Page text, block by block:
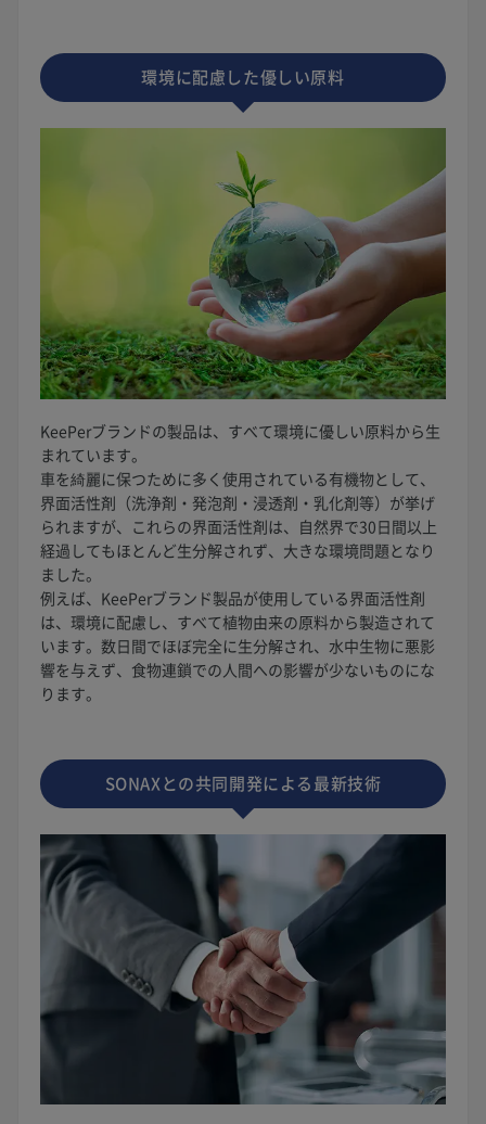
環境に配慮した優しい原料
KeePerブランドの製品は、すべて環境に優しい原料から生
まれています。
車を綺麗に保つために多く使用されている有機物として、
界面活性剤（洗浄剤・発泡剤・浸透剤・乳化剤等）が挙げ
られますが、これらの界面活性剤は、自然界で30日間以上
経過してもほとんど生分解されず、大きな環境問題となり
ました。
例えば、KeePerブランド製品が使用している界面活性剤
は、環境に配慮し、すべて植物由来の原料から製造されて
います。数日間でほぼ完全に生分解され、水中生物に悪影
響を与えず、食物連鎖での人間への影響が少ないものにな
ります。
SONAXとの共同開発による最新技術